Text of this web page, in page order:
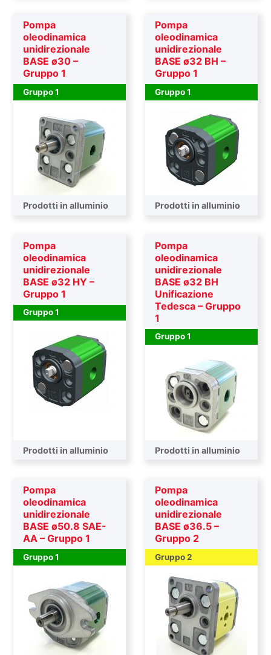
Pompa
oleodinamica
unidirezionale
BASE ø30 –
Gruppo 1
Gruppo 1
Prodotti in alluminio
Pompa
oleodinamica
unidirezionale
BASE ø32 BH –
Gruppo 1
Gruppo 1
Prodotti in alluminio
Pompa
oleodinamica
unidirezionale
BASE ø32 HY –
Gruppo 1
Gruppo 1
Prodotti in alluminio
Pompa
oleodinamica
unidirezionale
BASE ø32 BH
Unificazione
Tedesca – Gruppo
1
Gruppo 1
Prodotti in alluminio
Pompa
oleodinamica
unidirezionale
BASE ø50.8 SAE-
AA – Gruppo 1
Gruppo 1
Pompa
oleodinamica
unidirezionale
BASE ø36.5 –
Gruppo 2
Gruppo 2